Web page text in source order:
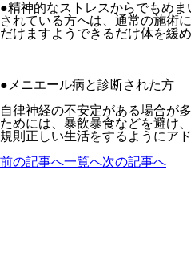
●精神的なストレスからでもめ
されている方へは、通常の施術
だけますようできるだけ体を緩
●メニエール病と診断された方
自律神経の不安定がある場合が
ためには、暴飲暴食などを避け
規則正しい生活をするようにアド
前の記事へ一覧へ次の記事へ